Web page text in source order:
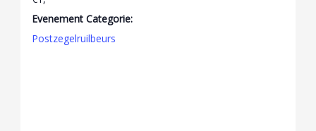
Evenement Categorie:
Postzegelruilbeurs